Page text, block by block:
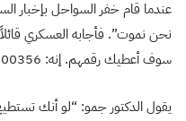
عندما قام خفر السواحل بإخبار
نحن نموت”. فأجابه العسكري
سوف أعطيك رقمهم. إنه: 00356……”
يقول الدكتور جمو: “لو أنك